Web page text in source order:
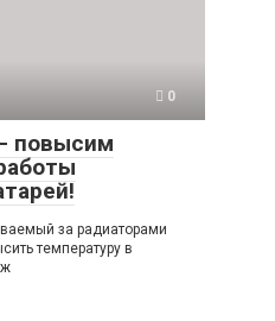
0
повысим
за радиаторами
температуру в